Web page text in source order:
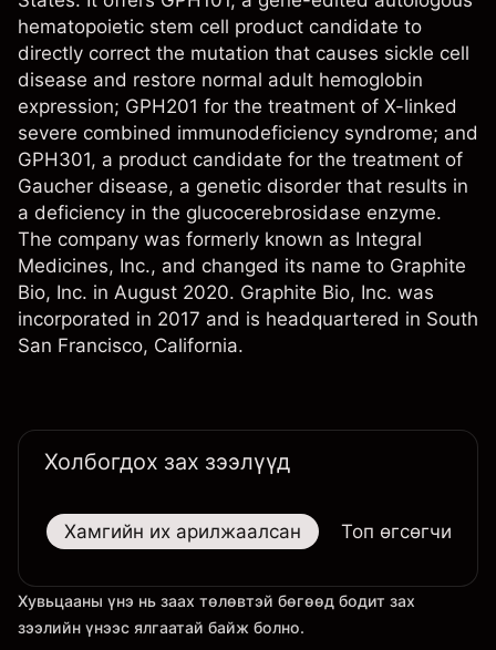
hematopoietic stem cell product candidate to
directly correct the mutation that causes sickle cell
disease and restore normal adult hemoglobin
expression; GPH201 for the treatment of X-linked
severe combined immunodeficiency syndrome; and
GPH301, a product candidate for the treatment of
Gaucher disease, a genetic disorder that results in
a deficiency in the glucocerebrosidase enzyme.
The company was formerly known as Integral
Medicines, Inc., and changed its name to Graphite
Bio, Inc. in August 2020. Graphite Bio, Inc. was
incorporated in 2017 and is headquartered in South
San Francisco, California.
Холбогдох зах зээлүүд
Хамгийн их арилжаалсан Топ өгсөгчид
Хувьцааны үнэ нь заах төлөвтэй бөгөөд бодит зах
зээлийн үнээс ялгаатай байж болно.